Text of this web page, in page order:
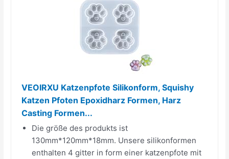
VEOIRXU Katzenpfote Silikonform, Squishy
Katzen Pfoten Epoxidharz Formen, Harz
Casting Formen...
Die größe des produkts ist
130mm*120mm*18mm. Unsere silikonformen
enthalten 4 gitter in form einer katzenpfote mit